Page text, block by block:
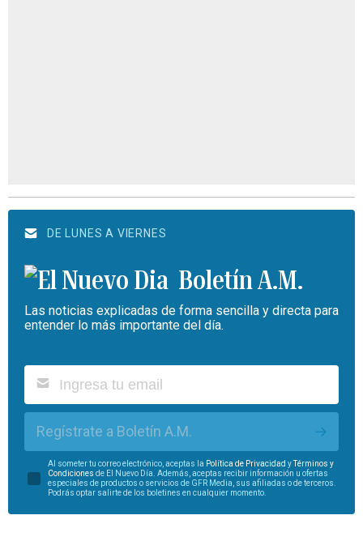
DE LUNES A VIERNES
Boletín A.M.
Las noticias explicadas de forma sencilla y directa para
entender lo más importante del día.
Regístrate a Boletín A.M.
Al someter tu correo electrónico, aceptas la Política de Privacidad yTérminos y
Condiciones de El Nuevo Día. Además, aceptas recibir información u ofertas
especiales de productos o servicios de GFR Media, sus afiliadas o de terceros.
Podrás optar salirte de los boletines en cualquier momento.